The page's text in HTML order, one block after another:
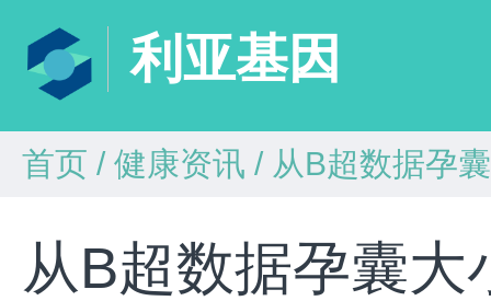
利亚基因
首页 / 健康资讯 / 从B超数据孕囊
从B超数据孕囊